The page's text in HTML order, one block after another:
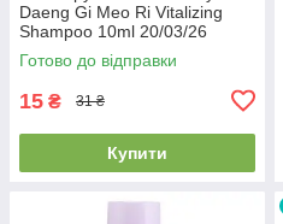
Daeng Gi Meo Ri Vitalizing
Shampoo 10ml 20/03/26
Готово до відправки
15 ₴ 31 ₴
Купити